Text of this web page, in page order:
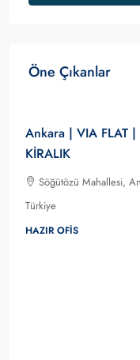
Öne Çıkanlar
0,000
Ankara | VIA FLAT
KİRALIK
Söğütözü Mahallesi,
Türkiye
HAZIR OFIS